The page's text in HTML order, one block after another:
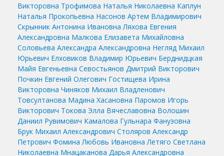
Викторовна Трофимова Наталья Николаевна Каплун
Наталья Прокопьевна Насонов Артем Владимирович
Скрынник Антонина Ивановна Ляхова Евгения
Александровна Малкова Елизавета Михайловна
Соловьева Александра Александровна Негляд Михаил
Юрьевич Елховиков Владимир Юрьевич Берднидцкая
Майя Евгеньевна Севостьянов Дмитрий Викторович
Почкин Евгений Олегович Гостищева Ирина
Викторовна Чиняков Михаил Владленович
Товсултанова Мадина Хасановна Паромов Игорь
Викторович Токова Элла Вячеславовна Волошин
Даниил Рувимович Камалова Гульнара Фанузовна
Брук Михаил Александрович Столяров Александр
Петрович Фомина Любовь Ивановна Летяго Светлана
Николаевна Мнацаканова Дарья Александровна